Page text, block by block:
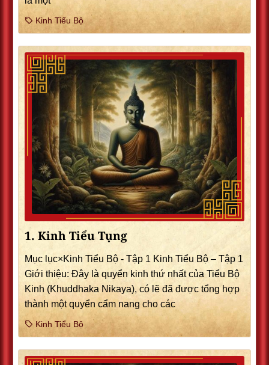
Kinh Tiểu Bộ
1. Kinh Tiểu Tụng
Mục lục×Kinh Tiểu Bộ - Tập 1 Kinh Tiểu Bộ – Tập 1
Giới thiệu: Ðây là quyển kinh thứ nhất của Tiểu Bộ
Kinh (Khuddhaka Nikaya), có lẽ đã được tổng hợp
thành một quyển cẩm nang cho các
Kinh Tiểu Bộ